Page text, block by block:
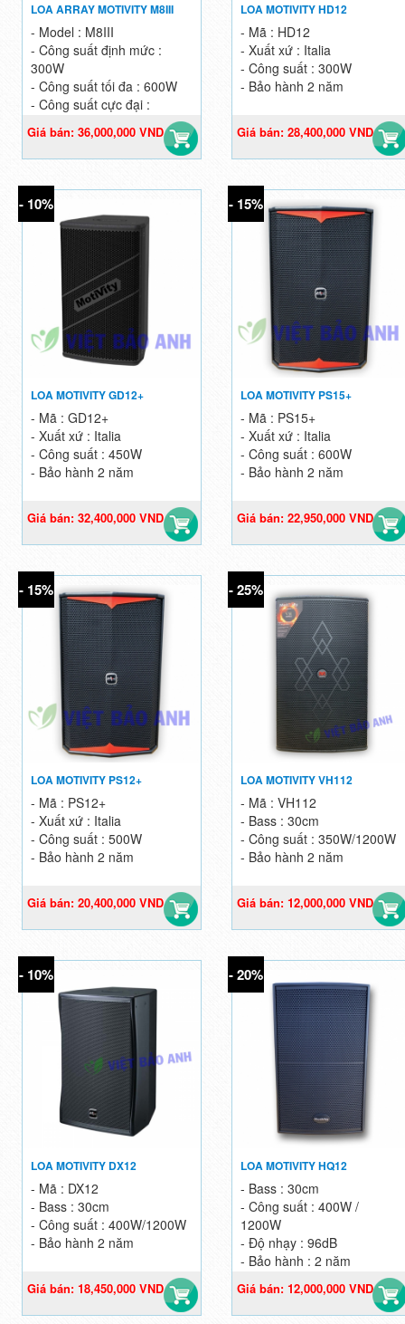
LOA ARRAY MOTIVITY M8III
- Model : M8III
- Công suất định mức :
300W
- Công suất tối đa : 600W
- Công suất cực đại :
45,000,000 VND
Giá bán: 36,000,000 VND
LOA MOTIVITY HD12
- Mã : HD12
- Xuất xứ : Italia
- Công suất : 300W
- Bảo hành 2 năm
35,500,000 VND
Giá bán: 28,400,000 VND
- 10%
LOA MOTIVITY GD12+
- Mã : GD12+
- Xuất xứ : Italia
- Công suất : 450W
- Bảo hành 2 năm
36,000,000 VND
Giá bán: 32,400,000 VND
- 15%
LOA MOTIVITY PS15+
- Mã : PS15+
- Xuất xứ : Italia
- Công suất : 600W
- Bảo hành 2 năm
27,000,000 VND
Giá bán: 22,950,000 VND
- 15%
LOA MOTIVITY PS12+
- Mã : PS12+
- Xuất xứ : Italia
- Công suất : 500W
- Bảo hành 2 năm
24,000,000 VND
Giá bán: 20,400,000 VND
- 25%
LOA MOTIVITY VH112
- Mã : VH112
- Bass : 30cm
- Công suất : 350W/1200W
- Bảo hành 2 năm
16,000,000 VND
Giá bán: 12,000,000 VND
- 10%
LOA MOTIVITY DX12
- Mã : DX12
- Bass : 30cm
- Công suất : 400W/1200W
- Bảo hành 2 năm
20,500,000 VND
Giá bán: 18,450,000 VND
- 20%
LOA MOTIVITY HQ12
- Bass : 30cm
- Công suất : 400W /
1200W
- Độ nhạy : 96dB
- Bảo hành : 2 năm
15,000,000 VND
Giá bán: 12,000,000 VND